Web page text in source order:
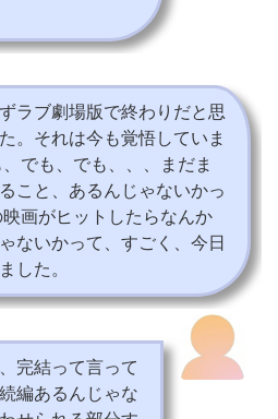
ラブ劇場版で終わりだと思
。それは今も覚悟していま
でも、でも、、、まだま
こと、あるんじゃないかっ
画がヒットしたらなんか
ないかって、すごく、今日
した。
完結って言って
編あるんじゃな